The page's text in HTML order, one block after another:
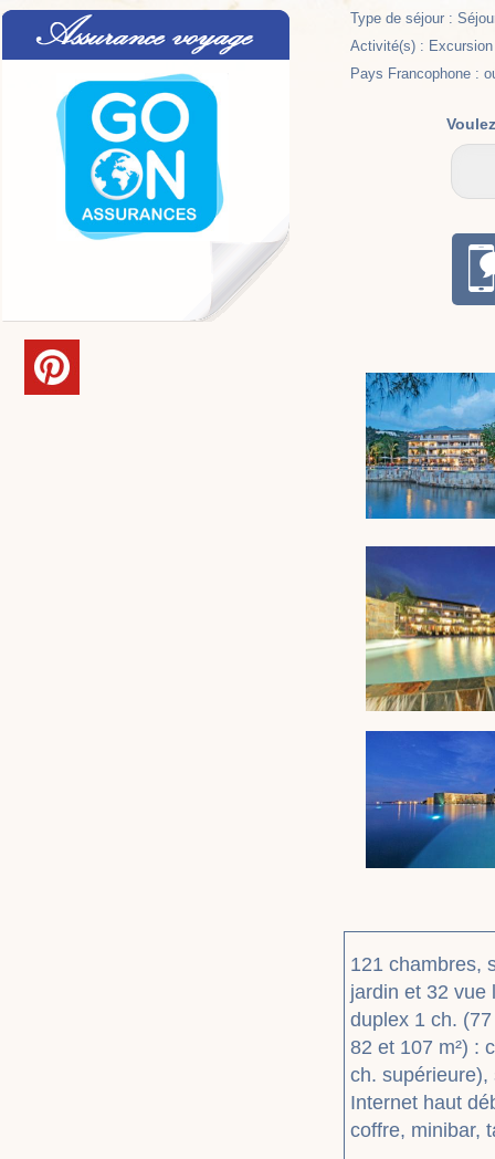
Type de séjour :
Activité(s) :
Pays Francophone :
121 chambres,
jardin et 32 vue
duplex 1 ch.
82 et 107 m²) :
ch.
Internet haut
coffre, minibar,